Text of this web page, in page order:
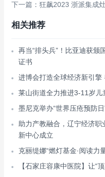
下一篇：狂飙2023 浙派集成
相关推荐
再当“排头兵”！比亚迪获颁
证书
进博会打造全球经济新引擎
莱山街道全力推进3-11岁
墨尼克举办“世界压疮预防
助力产教融合，辽宁经济职
新中心成立
克丽缇娜“燃灯基金·阅读力
【石家庄容康中医院】让“